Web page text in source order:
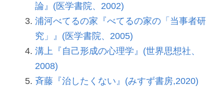
論』(医学書院、2002)
浦河べてるの家『べてるの家の「当事者研
究」』(医学書院、2005)
溝上『自己形成の心理学』(世界思想社、
2008)
斉藤『治したくない』(みすず書房,2020)